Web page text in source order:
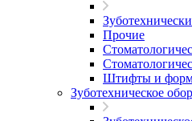
Прочие
Штифты и
Зуботехническое